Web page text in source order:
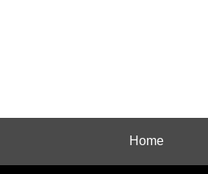
Home